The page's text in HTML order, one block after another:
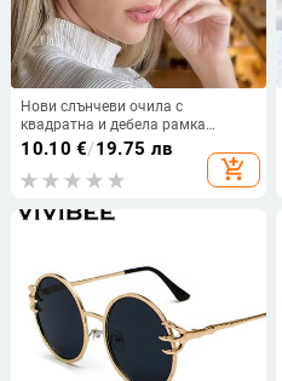
Нови слънчеви очила с
квадратна и дебела рамка
Дамски очила с големи размери
Lunette Femme Луксозна марка
Слънчеви очила Издълбани
10.10 €/19.75 лв
add_shopping_cart